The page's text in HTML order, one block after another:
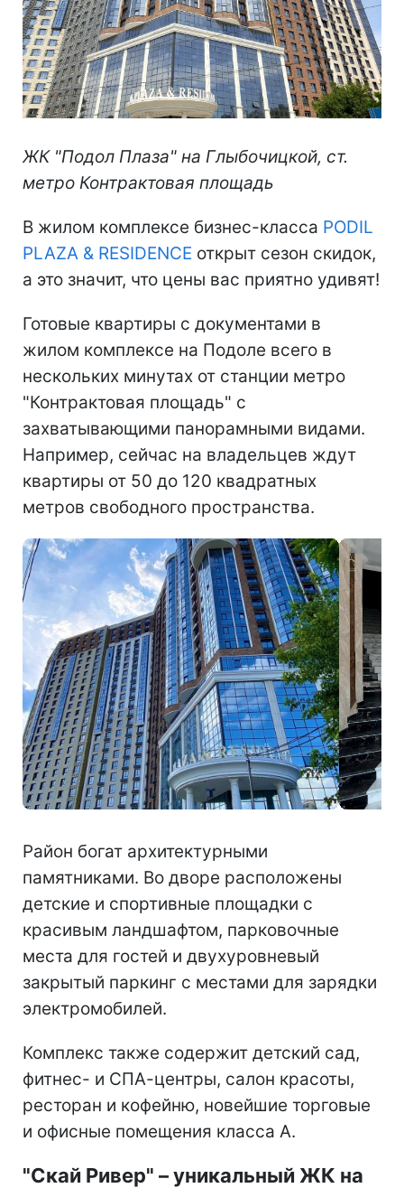
ЖК "Подол Плаза" на Глыбочицкой, ст.
метро Контрактовая площадь
В жилом комплексе бизнес-класса PODIL
PLAZA & RESIDENCE открыт сезон скидок,
а это значит, что цены вас приятно удивят!
Готовые квартиры с документами в
жилом комплексе на Подоле всего в
нескольких минутах от станции метро
"Контрактовая площадь" с
захватывающими панорамными видами.
Например, сейчас на владельцев ждут
квартиры от 50 до 120 квадратных
метров свободного пространства.
Район богат архитектурными
памятниками. Во дворе расположены
детские и спортивные площадки с
красивым ландшафтом, парковочные
места для гостей и двухуровневый
закрытый паркинг с местами для зарядки
электромобилей.
Комплекс также содержит детский сад,
фитнес- и СПА-центры, салон красоты,
ресторан и кофейню, новейшие торговые
и офисные помещения класса А.
"Скай Ривер" –уникальный ЖК на